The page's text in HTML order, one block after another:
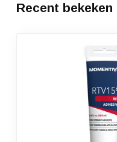
Recent bekeken